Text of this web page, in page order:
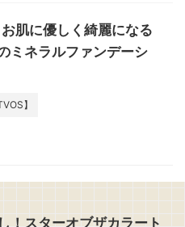
肌に優しく綺麗になる
ミネラルファンデーシ
】
！スターオブザカラート